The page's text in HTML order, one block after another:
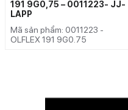
191 9G0,75 – 0011223- JJ-
LAPP
Mã sản phẩm: 0011223 -
OLFLEX 191 9G0.75